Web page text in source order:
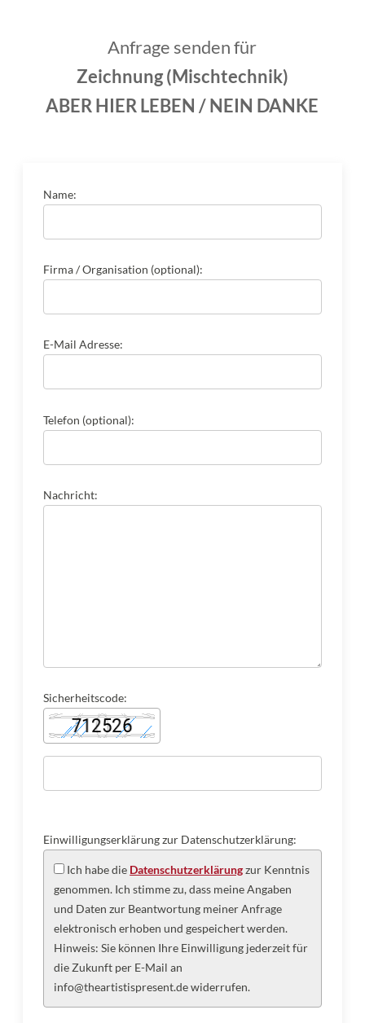
Anfrage senden für
Zeichnung (Mischtechnik)
ABER HIER LEBEN / NEIN DANKE
Name:
Firma / Organisation (optional):
E-Mail Adresse:
Telefon (optional):
Nachricht:
Sicherheitscode:
Einwilligungserklärung zur Datenschutzerklärung:
Ich habe die Datenschutzerklärungzur Kenntnis
genommen. Ich stimme zu, dass meine Angaben
und Daten zur Beantwortung meiner Anfrage
elektronisch erhoben und gespeichert werden.
Hinweis: Sie können Ihre Einwilligung jederzeit für
die Zukunft per E-Mail an
info@theartistispresent.de widerrufen.